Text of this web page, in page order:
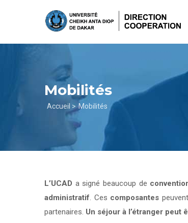
principal
Mobilités
Fil
d'Ariane
Accueil > Mobilités
L’UCAD a signé beaucoup de
administratif. Ces composantes
partenaires. Un séjour à l’étranger peut